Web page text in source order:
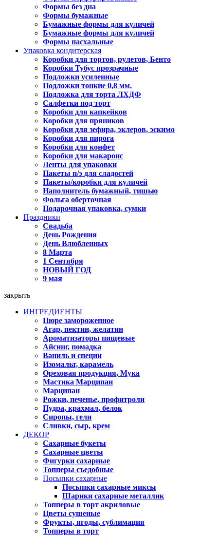
Формы без дна
Формы бумажные
Бумажные формы для куличей
Бумажные формы для куличей
Формы пасхальные
Упаковка кондитерская
Коробки для тортов, рулетов, Бенто
Коробки Тубус прозрачные
Подложки усиленные
Подложки тонкие 0,8 мм.
Подложка для торта ЛХДФ
Салфетки под торт
Коробки для капкейков
Коробки для пряников
Коробки для зефира, эклеров, эскимо
Коробки для пирога
Коробки для конфет
Коробки для макаронс
Ленты для упаковки
Пакеты п/э для сладостей
Пакеты/коробки для куличей
Наполнитель бумажный, тишью
Фольга оберточная
Подарочная упаковка, сумки
Праздники
Свадьба
День Рождения
День Влюбленных
8 Марта
1 Сентября
НОВЫЙ ГОД
9 мая
закрыть
ИНГРЕДИЕНТЫ
Пюре замороженное
Агар, пектин, желатин
Ароматизаторы пищевые
Айсинг, помадка
Ваниль и специи
Изомальт, карамель
Ореховая продукция, Мука
Мастика Марципан
Марципан
Рожки, печенье, профитроли
Пудра, крахмал, белок
Сиропы, гели
Сливки, сыр, крем
ДЕКОР
Сахарные букеты
Сахарные цветы
Фигурки сахарные
Топперы съедобные
Посыпки сахарные
Посыпки сахарные миксы
Шарики сахарные металлик
Топперы в торт акриловые
Цветы сушеные
Фрукты, ягоды, сублимация
Топперы в торт